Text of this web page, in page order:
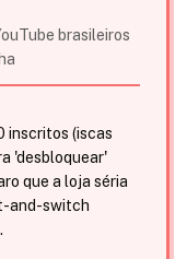
brasileiros
inscritos (iscas
'desbloquear'
que a loja séria
and-switch